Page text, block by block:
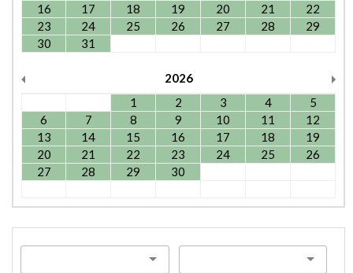
16
17 18 19 20 21
22
23
24 25 26 27 28
29
30
31
2026
1
2 3 4
5
6
7 8 9 10 11
12
13
14 15 16 17 18
19
20
21 22 23 24 25
26
27
28 29 30